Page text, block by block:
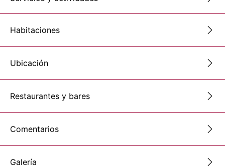
Habitaciones
Ubicación
Restaurantes y bares
Comentarios
Galería